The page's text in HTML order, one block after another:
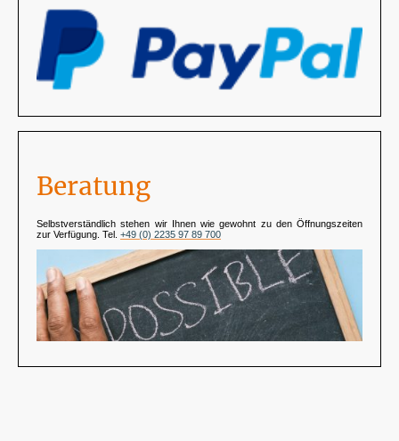
Beratung
Selbstverständlich stehen wir Ihnen wie gewohnt zu den Öffnungszeiten
zur Verfügung. Tel. +49 (0) 2235 97 89 700